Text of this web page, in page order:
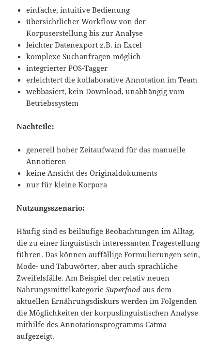
einfache, intuitive Bedienung
übersichtlicher Workflow von der
Korpuserstellung bis zur Analyse
leichter Datenexport z.B. in Excel
komplexe Suchanfragen möglich
integrierter POS-Tagger
erleichtert die kollaborative Annotation im Team
webbasiert, kein Download, unabhängig vom
Betriebssystem
Nachteile:
generell hoher Zeitaufwand für das manuelle
Annotieren
keine Ansicht des Originaldokuments
nur für kleine Korpora
Nutzungsszenario:
Häufig sind es beiläufige Beobachtungen im Alltag,
die zu einer linguistisch interessanten Fragestellung
führen. Das können auffällige Formulierungen sein,
Mode- und Tabuwörter, aber auch sprachliche
Zweifelsfälle. Am Beispiel der relativ neuen
NahrungsmittelkategorieSuperfood aus dem
aktuellen Ernährungsdiskurs werden im Folgenden
die Möglichkeiten der korpuslinguistischen Analyse
mithilfe des Annotationsprogramms Catma
aufgezeigt.